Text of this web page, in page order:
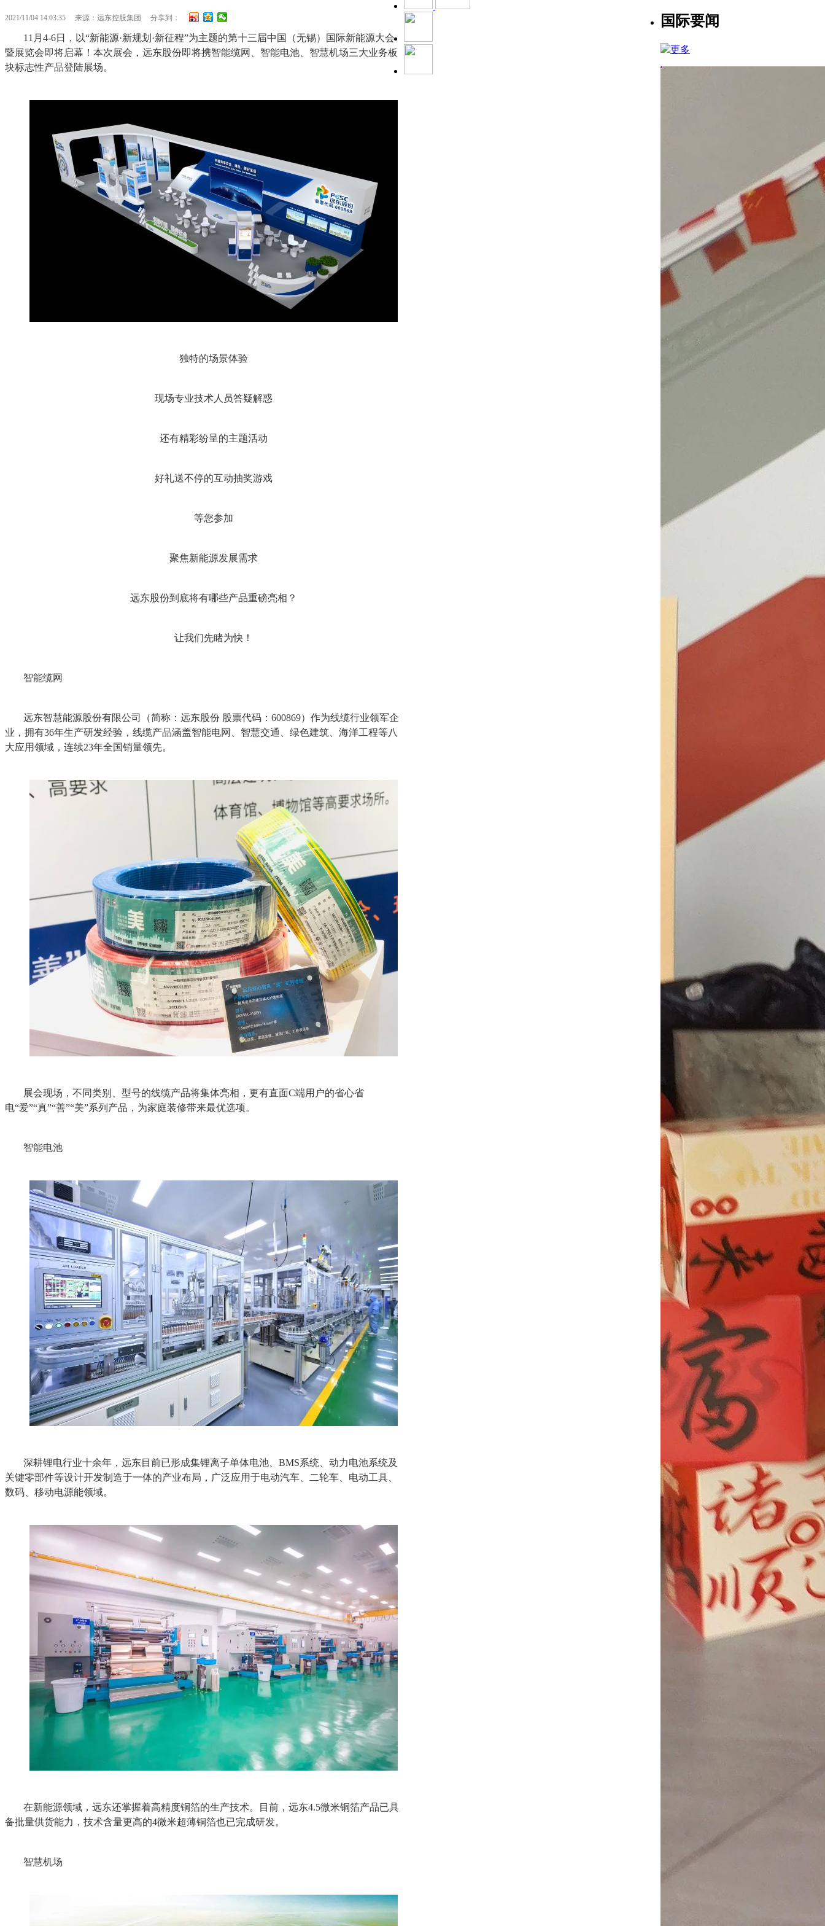
2021/11/04 14:03:35 来源：远东控股集团 分享到：
11月4-6日，以“新能源·新规划·新征程”为主题的第十三届中国（无锡）国际新能源大会
暨展览会即将启幕！本次展会，远东股份即将携智能缆网、智能电池、智慧机场三大业务板
块标志性产品登陆展场。
独特的场景体验
现场专业技术人员答疑解惑
还有精彩纷呈的主题活动
好礼送不停的互动抽奖游戏
等您参加
聚焦新能源发展需求
远东股份到底将有哪些产品重磅亮相？
让我们先睹为快！
智能缆网
远东智慧能源股份有限公司（简称：远东股份 股票代码：600869）作为线缆行业领军企
业，拥有36年生产研发经验，线缆产品涵盖智能电网、智慧交通、绿色建筑、海洋工程等八
大应用领域，连续23年全国销量领先。
展会现场，不同类别、型号的线缆产品将集体亮相，更有直面C端用户的省心省
电“爱”“真”“善”“美”系列产品，为家庭装修带来最优选项。
智能电池
深耕锂电行业十余年，远东目前已形成集锂离子单体电池、BMS系统、动力电池系统及
关键零部件等设计开发制造于一体的产业布局，广泛应用于电动汽车、二轮车、电动工具、
数码、移动电源能领域。
在新能源领域，远东还掌握着高精度铜箔的生产技术。目前，远东4.5微米铜箔产品已具
备批量供货能力，技术含量更高的4微米超薄铜箔也已完成研发。
智慧机场
国际要闻
更多